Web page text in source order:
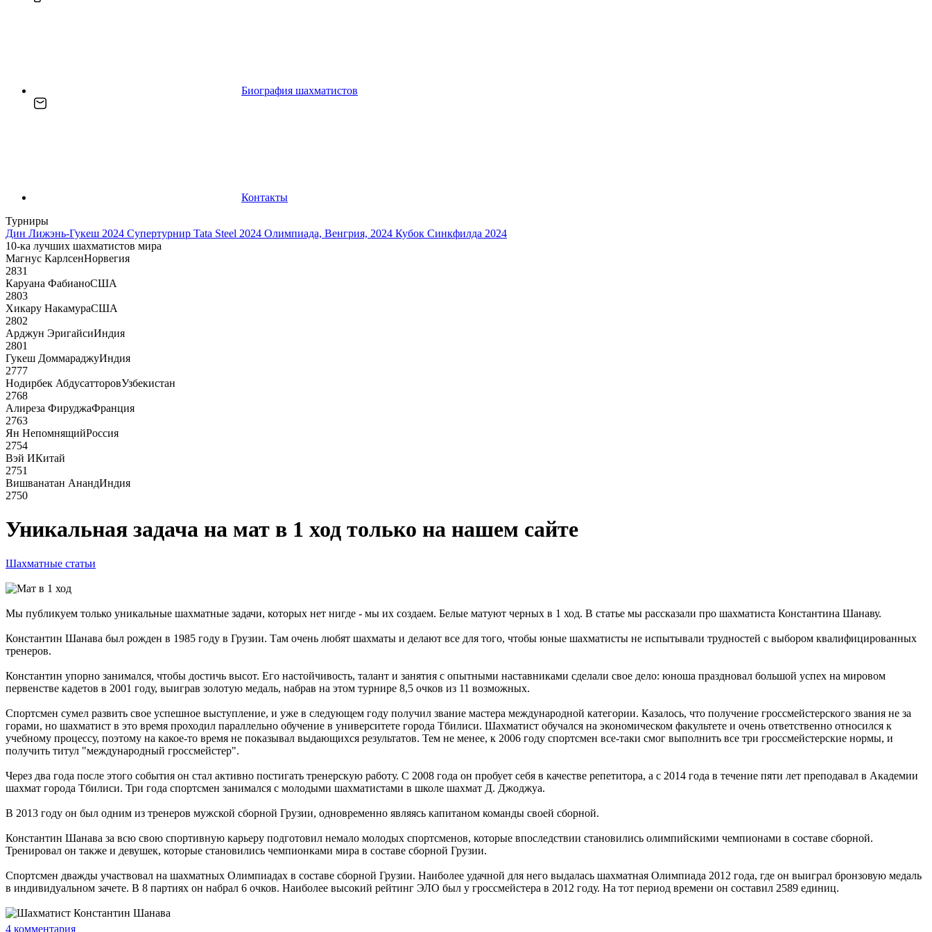
Биография шахматистов
Контакты
Турниры
Дин Лижэнь-Гукеш 2024 Супертурнир Tata Steel 2024 Олимпиада, Венгрия, 2024 Кубок Синкфилда 2024
10-ка лучших шахматистов мира
Магнус КарлсенНорвегия
2831
Каруана ФабианоСША
2803
Хикару НакамураСША
2802
Арджун ЭригайсиИндия
2801
Гукеш ДоммараджуИндия
2777
Нодирбек АбдусатторовУзбекистан
2768
Алиреза ФируджаФранция
2763
Ян НепомнящийРоссия
2754
Вэй ИКитай
2751
Вишванатан АнандИндия
2750
Уникальная задача на мат в 1 ход только на нашем сайте
Шахматные статьи
Мы публикуем только уникальные шахматные задачи, которых нет нигде - мы их создаем. Белые матуют черных в 1 ход. В статье мы рассказали про шахматиста Константина Шанаву.
Константин Шанава был рожден в 1985 году в Грузии. Там очень любят шахматы и делают все для того, чтобы юные шахматисты не испытывали трудностей с выбором квалифицированных
тренеров.
Константин упорно занимался, чтобы достичь высот. Его настойчивость, талант и занятия с опытными наставниками сделали свое дело: юноша праздновал большой успех на мировом
первенстве кадетов в 2001 году, выиграв золотую медаль, набрав на этом турнире 8,5 очков из 11 возможных.
Спортсмен сумел развить свое успешное выступление, и уже в следующем году получил звание мастера международной категории. Казалось, что получение гроссмейстерского звания не за
горами, но шахматист в это время проходил параллельно обучение в университете города Тбилиси. Шахматист обучался на экономическом факультете и очень ответственно относился к
учебному процессу, поэтому на какое-то время не показывал выдающихся результатов. Тем не менее, к 2006 году спортсмен все-таки смог выполнить все три гроссмейстерские нормы, и
получить титул "международный гроссмейстер".
Через два года после этого события он стал активно постигать тренерскую работу. С 2008 года он пробует себя в качестве репетитора, а с 2014 года в течение пяти лет преподавал в Академии
шахмат города Тбилиси. Три года спортсмен занимался с молодыми шахматистами в школе шахмат Д. Джоджуа.
В 2013 году он был одним из тренеров мужской сборной Грузии, одновременно являясь капитаном команды своей сборной.
Константин Шанава за всю свою спортивную карьеру подготовил немало молодых спортсменов, которые впоследствии становились олимпийскими чемпионами в составе сборной.
Тренировал он также и девушек, которые становились чемпионками мира в составе сборной Грузии.
Спортсмен дважды участвовал на шахматных Олимпиадах в составе сборной Грузии. Наиболее удачной для него выдалась шахматная Олимпиада 2012 года, где он выиграл бронзовую медаль
в индивидуальном зачете. В 8 партиях он набрал 6 очков. Наиболее высокий рейтинг ЭЛО был у гроссмейстера в 2012 году. На тот период времени он составил 2589 единиц.
4 комментария